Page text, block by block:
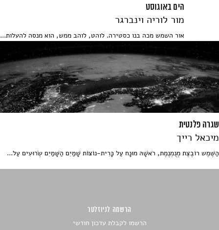
הים באוגוסט
מור לוריה וינברגר
אור השמש מכה בנו כסטירה. לוהט, לוהב ממש, הוא מנסה להעלות...
שגרה פלנטית
מיכאל רייך
הַשֶּׁמֶש רוֹבֶצֶת מְנֻמְנֶמֶת, רֹאשָׁהּ מוּנָח עַל כָּרִית-נוֹצוֹת שָׁמַיִם הַשָּׁמַיִם שְׂרוּעִים עַל...
הרשמה לניוזלטר
הרשמו לקבלת עדכון חודשי